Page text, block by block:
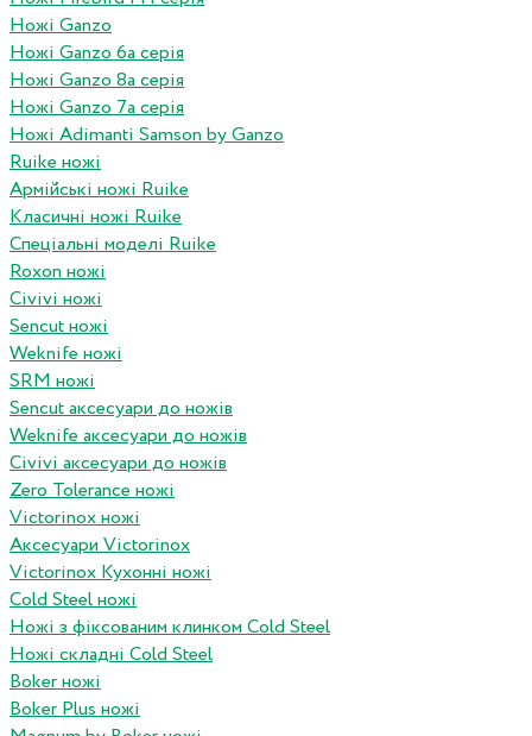
Ножі Ganzo
Ножі Ganzo 6а серія
Ножі Ganzo 8а серія
Ножі Ganzo 7а серія
Ножі Adimanti Samson by Ganzo
Ruike ножі
Армійські ножі Ruike
Класичні ножі Ruike
Спеціальні моделі Ruike
Roxon ножi
Civivi ножі
Sencut ножі
Weknife ножі
SRM ножі
Sencut аксесуари до ножів
Weknife аксесуари до ножів
Civivi аксесуари до ножів
Zero Tolerance ножі
Victorinox ножі
Аксесуари Victorinox
Victorinox Кухонні ножі
Cold Steel ножі
Ножі з фіксованим клинком Cold Steel
Ножі складні Cold Steel
Boker ножі
Boker Plus ножі